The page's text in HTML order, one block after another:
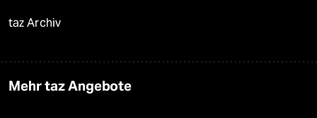
taz Archiv
Mehr taz Angebote